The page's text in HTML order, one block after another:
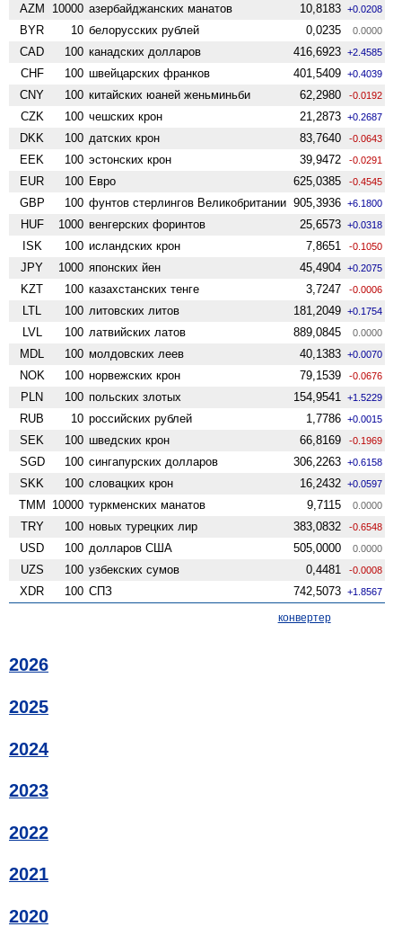
AZM 10000 азербайджанских манатов 10,8183 +0.0208
BYR 10 белорусских рублей 0,0235 0.0000
CAD 100 канадских долларов 416,6923 +2.4585
CHF 100 швейцарских франков 401,5409 +0.4039
CNY 100 китайских юаней женьминьби 62,2980 -0.0192
CZK 100 чешских крон 21,2873 +0.2687
DKK 100 датских крон 83,7640 -0.0643
EEK 100 эстонских крон 39,9472 -0.0291
EUR 100 Евро 625,0385 -0.4545
GBP 100 фунтов стерлингов Велико­британии 905,3936 +6.1800
HUF 1000 венгерских форинтов 25,6573 +0.0318
ISK 100 исландских крон 7,8651 -0.1050
JPY 1000 японских йен 45,4904 +0.2075
KZT 100 казахстанских тенге 3,7247 -0.0006
LTL 100 литовских литов 181,2049 +0.1754
LVL 100 латвийских латов 889,0845 0.0000
MDL 100 молдовских леев 40,1383 +0.0070
NOK 100 норвежских крон 79,1539 -0.0676
PLN 100 польских злотых 154,9541 +1.5229
RUB 10 российских рублей 1,7786 +0.0015
SEK 100 шведских крон 66,8169 -0.1969
SGD 100 сингапурских долларов 306,2263 +0.6158
SKK 100 словацких крон 16,2432 +0.0597
TMM 10000 туркменских манатов 9,7115 0.0000
TRY 100 новых турецких лир 383,0832 -0.6548
USD 100 долларов США 505,0000 0.0000
UZS 100 узбекских сумов 0,4481 -0.0008
XDR 100 СПЗ 742,5073 +1.8567
конвертер
2026
2025
2024
2023
2022
2021
2020